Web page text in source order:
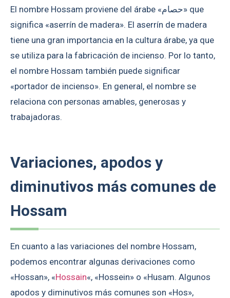
El nombre Hossam proviene del árabe «حصام» que
significa «aserrín de madera». El aserrín de madera
tiene una gran importancia en la cultura árabe, ya que
se utiliza para la fabricación de incienso. Por lo tanto,
el nombre Hossam también puede significar
«portador de incienso». En general, el nombre se
relaciona con personas amables, generosas y
trabajadoras.
Variaciones, apodos y
diminutivos más comunes de
Hossam
En cuanto a las variaciones del nombre Hossam,
podemos encontrar algunas derivaciones como
«Hossan», «Hossain«, «Hossein» o «Husam. Algunos
apodos y diminutivos más comunes son «Hos»,